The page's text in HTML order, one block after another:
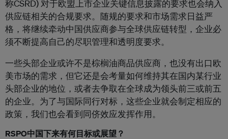
称CSRD) 对于欧盟上市企业关键信息披露的要求也会纳入
供应链相关的合规要求。随规的要求和市场需求日益严
格，将继续牵动中国供应商参与全球供应链转型，企业必
须不断提高自己的尽职管理和透明度要求。
一些头部企业或许不是棕榈油商品供应商，也没有出口欧
美市场的需求，但它还是会考量如何维持其在国内某行业
头部企业的地位，或者去争取在全球成为领头前三或前五
的企业。为了与国际同行对标，这些企业就会制定相应的
政策，我们也会看到同侪效应发挥作用。
RSPO中国下来有何目标或展望？